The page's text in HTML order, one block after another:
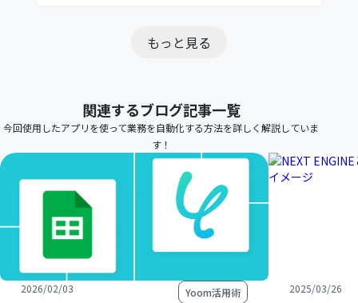
もっと見る
関連するブログ記事一覧
今回使用したアプリを使って業務を自動化する方法を詳しく解説していま
す！
2026/02/03 Yoom活用術 2025/03/26